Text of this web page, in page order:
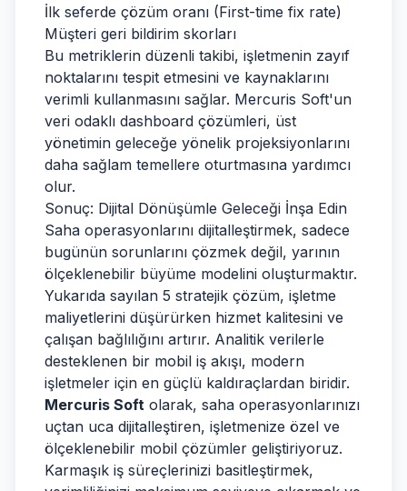
İlk seferde çözüm oranı (First-time fix rate)
Müşteri geri bildirim skorları
Bu metriklerin düzenli takibi, işletmenin zayıf
noktalarını tespit etmesini ve kaynaklarını
verimli kullanmasını sağlar. Mercuris Soft'un
veri odaklı dashboard çözümleri, üst
yönetimin geleceğe yönelik projeksiyonlarını
daha sağlam temellere oturtmasına yardımcı
olur.
Sonuç: Dijital Dönüşümle Geleceği İnşa Edin
Saha operasyonlarını dijitalleştirmek, sadece
bugünün sorunlarını çözmek değil, yarının
ölçeklenebilir büyüme modelini oluşturmaktır.
Yukarıda sayılan 5 stratejik çözüm, işletme
maliyetlerini düşürürken hizmet kalitesini ve
çalışan bağlılığını artırır. Analitik verilerle
desteklenen bir mobil iş akışı, modern
işletmeler için en güçlü kaldıraçlardan biridir.
Mercuris Soft olarak, saha operasyonlarınızı
uçtan uca dijitalleştiren, işletmenize özel ve
ölçeklenebilir mobil çözümler geliştiriyoruz.
Karmaşık iş süreçlerinizi basitleştirmek,